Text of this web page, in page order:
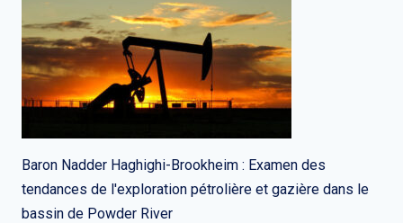
Baron Nadder Haghighi-Brookheim : Examen des
tendances de l'exploration pétrolière et gazière dans le
bassin de Powder River